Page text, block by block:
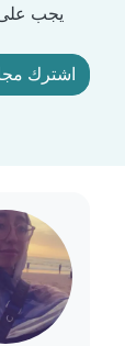
يجب على
اشترك